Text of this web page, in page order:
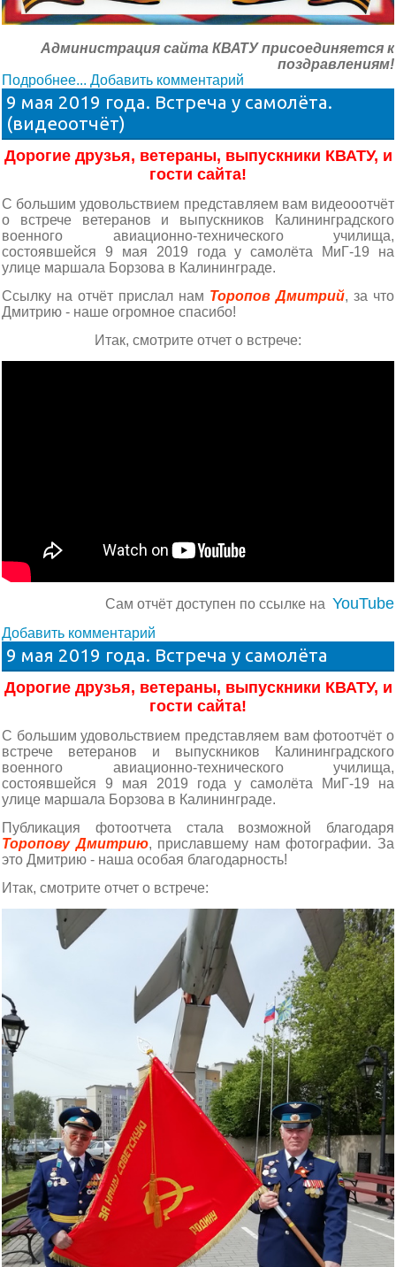
Администрация сайта КВАТУ присоединяется к
поздравлениям!
Подробнее... Добавить комментарий
9 мая 2019 года. Встреча у самолёта.
(видеоотчёт)
Дорогие друзья, ветераны, выпускники КВАТУ, и
гости сайта!
С большим удовольствием представляем вам видеооотчёт
о встрече ветеранов и выпускников Калининградского
военного авиационно-технического училища,
состоявшейся 9 мая 2019 года у самолёта МиГ-19 на
улице маршала Борзова в Калининграде.
Ссылку на отчёт прислал нам Торопов Дмитрий, за что
Дмитрию - наше огромное спасибо!
Итак, смотрите отчет о встрече:
Сам отчёт доступен по ссылке на YouTube
Добавить комментарий
9 мая 2019 года. Встреча у самолёта
Дорогие друзья, ветераны, выпускники КВАТУ, и
гости сайта!
С большим удовольствием представляем вам фотоотчёт о
встрече ветеранов и выпускников Калининградского
военного авиационно-технического училища,
состоявшейся 9 мая 2019 года у самолёта МиГ-19 на
улице маршала Борзова в Калининграде.
Публикация фотоотчета стала возможной благодаря
Торопову Дмитрию, приславшему нам фотографии. За
это Дмитрию - наша особая благодарность!
Итак, смотрите отчет о встрече: